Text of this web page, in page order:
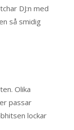
DJ:n med
så smidig
Olika
passar
lockar